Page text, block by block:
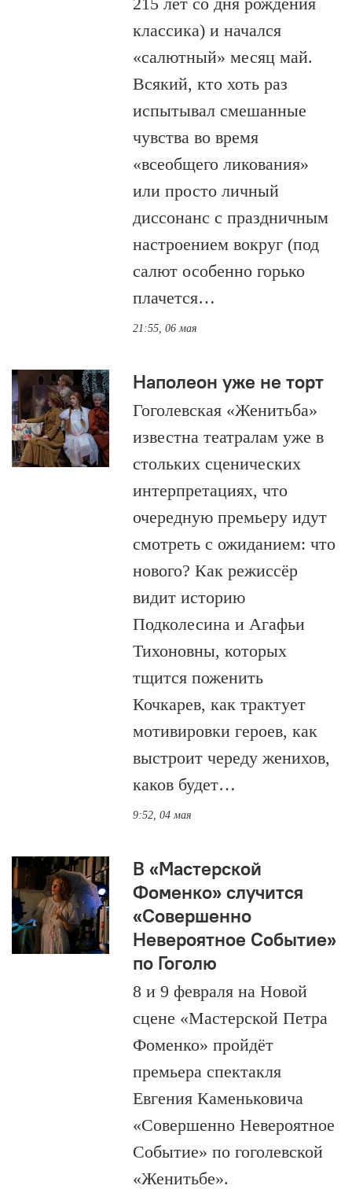
классика) и начался
«салютный» месяц май.
Всякий, кто хоть раз
испытывал смешанные
чувства во время
«всеобщего ликования»
или просто личный
диссонанс с праздничным
настроением вокруг (под
салют особенно горько
плачется…
21:55, 06 мая
Наполеон уже не торт
Гоголевская «Женитьба»
известна театралам уже в
стольких сценических
интерпретациях, что
очередную премьеру идут
смотреть с ожиданием: что
нового? Как режиссёр
видит историю
Подколесина и Агафьи
Тихоновны, которых
тщится поженить
Кочкарев, как трактует
мотивировки героев, как
выстроит череду женихов,
каков будет…
9:52, 04 мая
В «Мастерской
Фоменко» случится
«Совершенно
Невероятное Событие»
по Гоголю
8 и 9 февраля на Новой
сцене «Мастерской Петра
Фоменко» пройдёт
премьера спектакля
Евгения Каменьковича
«Совершенно Невероятное
Событие» по гоголевской
«Женитьбе».